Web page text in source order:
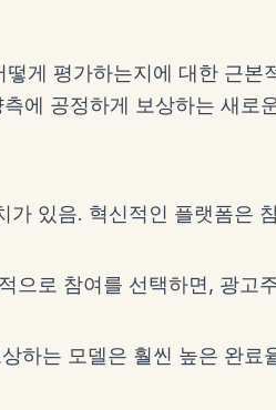
게 평가하는지에 대한 근본
에 공정하게 보상하는 새로
가 있음. 혁신적인 플랫폼은
으로 참여를 선택하면, 광고
하는 모델은 훨씬 높은 완료